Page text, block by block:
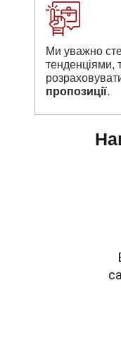
Ми уважно
тенденціями,
пропозиції.